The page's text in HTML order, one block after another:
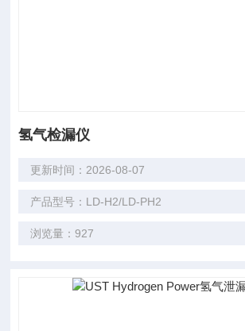
氢气检漏仪
更新时间：2026-08-07
产品型号：LD-H2/LD-PH2
浏览量：927